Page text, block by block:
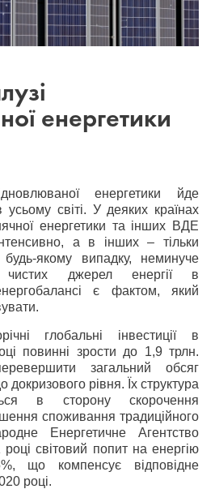
енергетики
енергетики йде
світі. У деяких країнах
енергетики та інших ВДЕ
а в інших – тільки
якому випадку, неминуче
чистих джерел енергії в
є фактом, який
глобальні інвестиції в
повинні зрости до 1,9 трлн.
загальний обсяг
докризового рівня. Їх структура
в сторону скорочення
споживання традиційного
Енергетичне Агентство
світовий попит на енергію
що компенсує відповідне
році.